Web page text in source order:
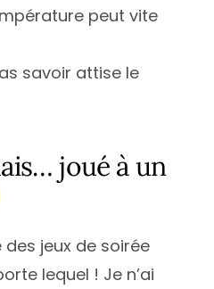
peut vite
savoir attise le
joué à un
des jeux de soirée
lequel ! Je n’ai